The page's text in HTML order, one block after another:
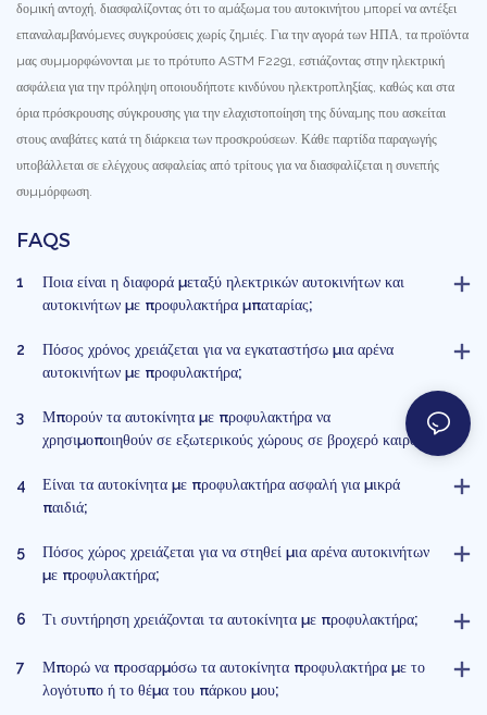
δομική αντοχή, διασφαλίζοντας ότι το αμάξωμα του αυτοκινήτου μπορεί να αντέξει
επαναλαμβανόμενες συγκρούσεις χωρίς ζημιές. Για την αγορά των ΗΠΑ, τα προϊόντα
μας συμμορφώνονται με το πρότυπο ASTM F2291, εστιάζοντας στην ηλεκτρική
ασφάλεια για την πρόληψη οποιουδήποτε κινδύνου ηλεκτροπληξίας, καθώς και στα
όρια πρόσκρουσης σύγκρουσης για την ελαχιστοποίηση της δύναμης που ασκείται
στους αναβάτες κατά τη διάρκεια των προσκρούσεων. Κάθε παρτίδα παραγωγής
υποβάλλεται σε ελέγχους ασφαλείας από τρίτους για να διασφαλίζεται η συνεπής
συμμόρφωση.
FAQS
1
Ποια είναι η διαφορά μεταξύ ηλεκτρικών αυτοκινήτων και
αυτοκινήτων με προφυλακτήρα μπαταρίας;
2
Πόσος χρόνος χρειάζεται για να εγκαταστήσω μια αρένα
αυτοκινήτων με προφυλακτήρα;
3
Μπορούν τα αυτοκίνητα με προφυλακτήρα να
χρησιμοποιηθούν σε εξωτερικούς χώρους σε βροχερό καιρό;
4
Είναι τα αυτοκίνητα με προφυλακτήρα ασφαλή για μικρά
παιδιά;
5
Πόσος χώρος χρειάζεται για να στηθεί μια αρένα αυτοκινήτων
με προφυλακτήρα;
6 Τι συντήρηση χρειάζονται τα αυτοκίνητα με προφυλακτήρα;
7
Μπορώ να προσαρμόσω τα αυτοκίνητα προφυλακτήρα με το
λογότυπο ή το θέμα του πάρκου μου;